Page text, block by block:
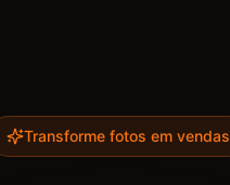
Transforme fotos em vendas